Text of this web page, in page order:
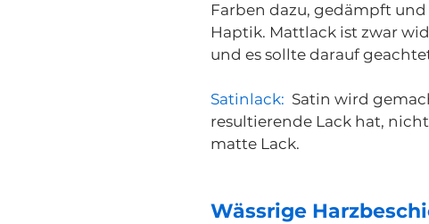
Farben dazu, gedämpft
Haptik. Mattlack ist zwar
und es sollte darauf
Satinlack: Satin wird
resultierende Lack hat,
matte Lack.
Wässrige